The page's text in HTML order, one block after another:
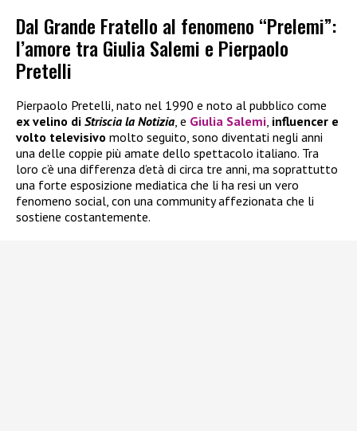
Dal Grande Fratello al fenomeno “Prelemi”:
l’amore tra Giulia Salemi e Pierpaolo
Pretelli
Pierpaolo Pretelli, nato nel 1990 e noto al pubblico come
ex velino di Striscia la Notizia, e Giulia Salemi, influencer e
volto televisivo molto seguito, sono diventati negli anni
una delle coppie più amate dello spettacolo italiano. Tra
loro c’è una differenza d’età di circa tre anni, ma soprattutto
una forte esposizione mediatica che li ha resi un vero
fenomeno social, con una community affezionata che li
sostiene costantemente.